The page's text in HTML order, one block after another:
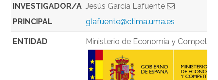
INVESTIGADOR/A
PRINCIPAL
Jesús García Lafuente
glafuente@ctima.uma.es
ENTIDAD Ministerio de Economía y